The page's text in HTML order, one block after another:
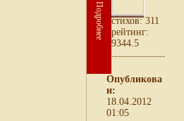
Подробнее
cтихов: 311
рейтинг:
9344.5
Опубликова
н:
18.04.2012
01:05